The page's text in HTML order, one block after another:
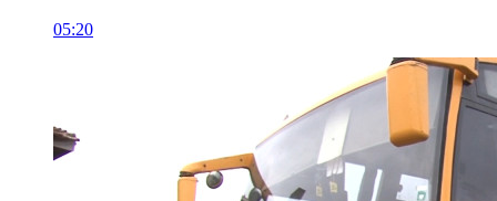
05:20